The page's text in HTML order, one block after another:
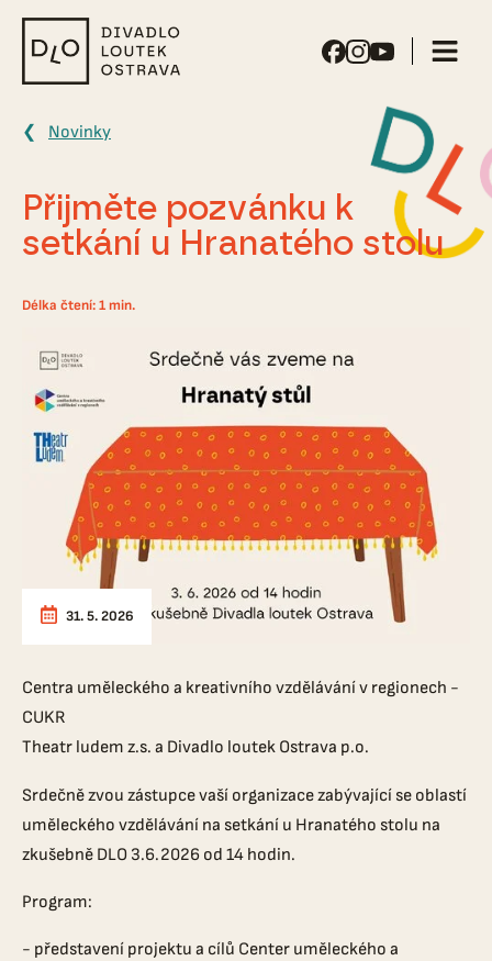
Divadlo
loutek
Novinky
Přijměte pozvánku k
setkání u Hranatého stolu
Délka čtení: 1 min.
31. 5. 2026
Centra uměleckého a kreativního vzdělávání v regionech -
CUKR
Theatr ludem z.s. a Divadlo loutek Ostrava p.o.
Srdečně zvou zástupce vaší organizace zabývající se oblastí
uměleckého vzdělávání na setkání u Hranatého stolu na
zkušebně DLO 3.6.2026 od 14 hodin.
Program:
- představení projektu a cílů Center uměleckého a